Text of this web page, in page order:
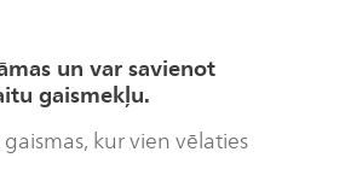
un var savienot
gaismekļu.
kur vien vēlaties